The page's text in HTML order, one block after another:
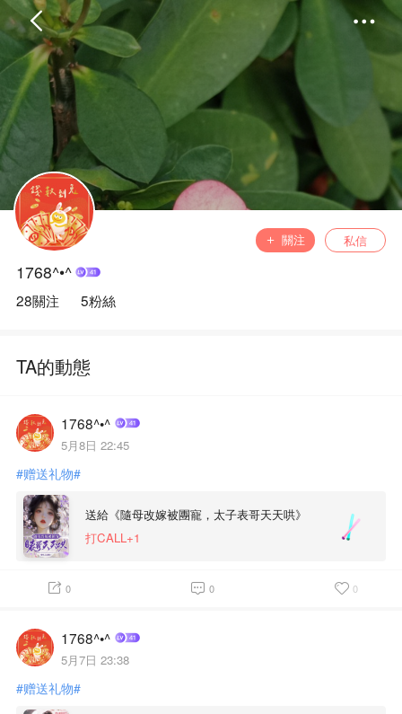
關注 私信
1768^•^
28關注 5粉絲
TA的動態
1768^•^
5月8日 22:45
#赠送礼物#
送給《隨母改嫁被團寵，太子表哥天天哄》
打CALL+1
0 0 0
1768^•^
5月7日 23:38
#赠送礼物#
首頁
完結 書屋